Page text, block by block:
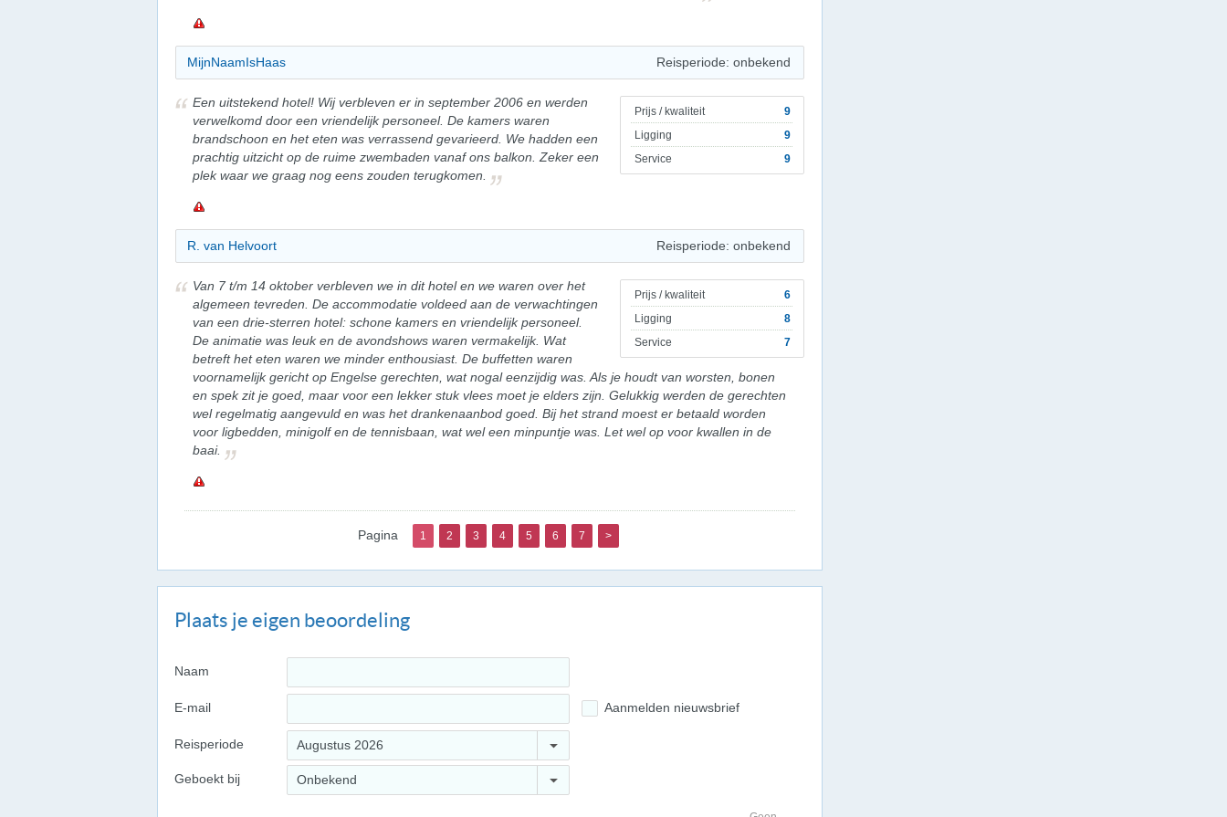
MijnNaamIsHaas Reisperiode: onbekend
Prijs / kwaliteit
9
Ligging
9
Service
9
Een uitstekend hotel! Wij verbleven er in september 2006 en werden
verwelkomd door een vriendelijk personeel. De kamers waren
brandschoon en het eten was verrassend gevarieerd. We hadden een
prachtig uitzicht op de ruime zwembaden vanaf ons balkon. Zeker een
plek waar we graag nog eens zouden terugkomen.
R. van Helvoort Reisperiode: onbekend
Prijs / kwaliteit
6
Ligging
8
Service
7
Van 7 t/m 14 oktober verbleven we in dit hotel en we waren over het
algemeen tevreden. De accommodatie voldeed aan de verwachtingen
van een drie-sterren hotel: schone kamers en vriendelijk personeel.
De animatie was leuk en de avondshows waren vermakelijk. Wat
betreft het eten waren we minder enthousiast. De buffetten waren
voornamelijk gericht op Engelse gerechten, wat nogal eenzijdig was. Als je houdt van worsten, bonen
en spek zit je goed, maar voor een lekker stuk vlees moet je elders zijn. Gelukkig werden de gerechten
wel regelmatig aangevuld en was het drankenaanbod goed. Bij het strand moest er betaald worden
voor ligbedden, minigolf en de tennisbaan, wat wel een minpuntje was. Let wel op voor kwallen in de
baai.
Pagina 1 2 3 4 5 6 7 >
Plaats je eigen beoordeling
Naam
E-mail Aanmelden nieuwsbrief
Reisperiode Augustus 2026
Geboekt bij Onbekend